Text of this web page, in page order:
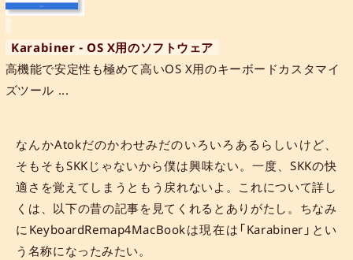
Karabiner - OS X用のソフトウェア
高機能で安定性も極めて高いOS X用のキーボードカスタマイ
ズツール ...
なんかAtokだのかわせみだのいろいろあるらしいけど、
そもそもSKKじゃないから僕は興味ない。一度、SKKの快
適さを覚えてしまうともう戻れないよ。これについて詳し
くは、以下の昔の記事を見てくれるとありがたし。ちなみ
にKeyboardRemap4MacBookは現在は「Karabiner」とい
う名称になったみたい。